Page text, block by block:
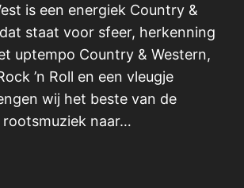
is een energiek Country &
staat voor sfeer, herkenning
uptempo Country & Western,
’n Roll en een vleugje
wij het beste van de
rootsmuziek naar…